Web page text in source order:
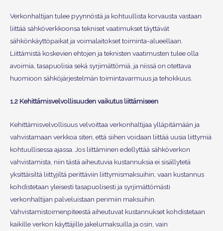
Verkonhaltijan tulee pyynnöstä ja kohtuullista korvausta vastaan
liittää sähköverkkoonsa tekniset vaatimukset täyttävät
sähkönkäyttöpaikat ja voimalaitokset toiminta-alueellaan.
Liittämistä koskevien ehtojen ja teknisten vaatimusten tulee olla
avoimia, tasapuolisia sekä syrjimättömiä, ja niissä on otettava
huomioon sähköjärjestelmän toimintavarmuus ja tehokkuus.
1.2 Kehittämisvelvollisuuden vaikutus liittämiseen
Kehittämisvelvollisuus velvoittaa verkonhaltijaa ylläpitämään ja
vahvistamaan verkkoa siten, että siihen voidaan liittää uusia liittymiä
kohtuullisessa ajassa. Jos liittäminen edellyttää sähköverkon
vahvistamista, niin tästä aiheutuvia kustannuksia ei sisällytetä
yksittäisiltä liittyjiltä perittäviin liittymismaksuihin, vaan kustannus
kohdistetaan yleisesti tasapuolisesti ja syrjimättömästi
verkonhaltijan palveluistaan perimiin maksuihin.
Vahvistamistoimenpiteestä aiheutuvat kustannukset kohdistetaan
kaikille verkon käyttäjille jakelumaksuilla ja osin, vain